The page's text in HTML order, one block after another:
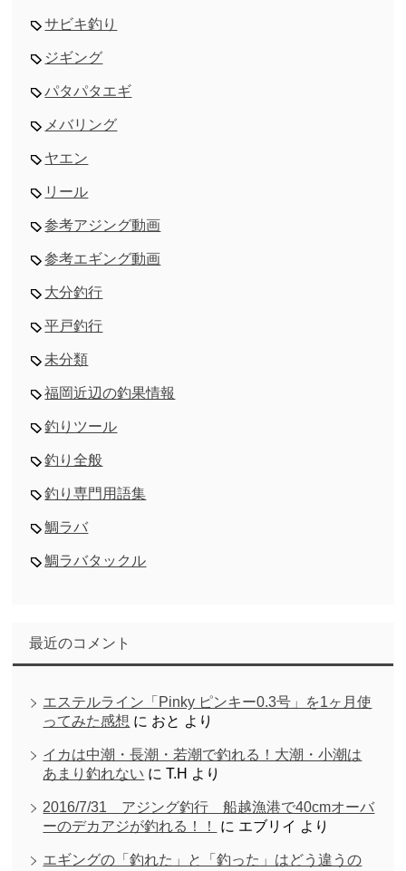
サビキ釣り
ジギング
パタパタエギ
メバリング
ヤエン
リール
参考アジング動画
参考エギング動画
大分釣行
平戸釣行
未分類
福岡近辺の釣果情報
釣りツール
釣り全般
釣り専門用語集
鯛ラバ
鯛ラバタックル
最近のコメント
エステルライン「Pinky ピンキー0.3号」を1ヶ月使
ってみた感想 に おと より
イカは中潮・長潮・若潮で釣れる！大潮・小潮は
あまり釣れない にT.H より
2016/7/31 アジング釣行 船越漁港で40cmオーバ
ーのデカアジが釣れる！！
に エブリイ より
エギングの「釣れた」と「釣った」はどう違うの